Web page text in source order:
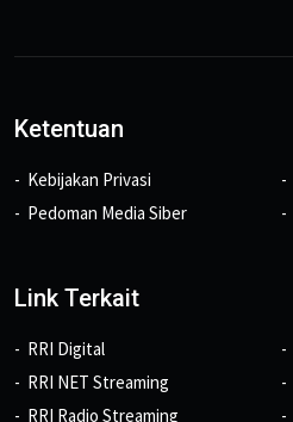
Ketentuan
Kebijakan Privasi
Pedoman Media Siber
Link Terkait
RRI Digital
RRI NET Streaming
RRI Radio Streaming